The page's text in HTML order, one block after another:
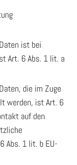
ist bei
Art. 6 Abs. 1 lit. a
die im Zuge
werden, ist Art. 6
auf den
Abs. 1 lit. b EU-